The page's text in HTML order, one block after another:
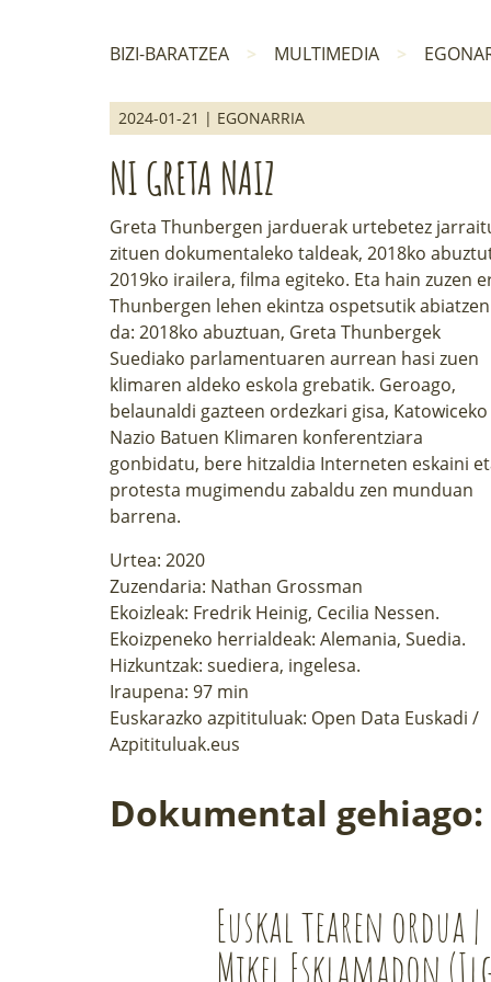
BIZI-BARATZEA MULTIMEDIA
2024-01-21 | EGONARRIA
NI GRETA NAIZ
Greta Thunbergen jarduerak urtebetez
zituen dokumentaleko taldeak, 2018ko
2019ko irailera, filma egiteko. Eta hain zuzen
Thunbergen lehen ekintza ospetsutik abiatzen
da: 2018ko abuztuan, Greta Thunbergek
Suediako parlamentuaren aurrean hasi zuen
klimaren aldeko eskola grebatik. Geroago,
belaunaldi gazteen ordezkari gisa, Katowiceko
Nazio Batuen Klimaren konferentziara
gonbidatu, bere hitzaldia Interneten eskaini
protesta mugimendu zabaldu zen munduan
barrena.
Urtea: 2020
Zuzendaria: Nathan Grossman
Ekoizleak: Fredrik Heinig, Cecilia Nessen.
Ekoizpeneko herrialdeak: Alemania, Suedia.
Hizkuntzak: suediera, ingelesa.
Iraupena: 97 min
Euskarazko azpitituluak: Open Data Euskadi /
Azpitituluak.eus
Dokumental gehiago:
Euskal tearen ordua |
Mikel Esklamadon